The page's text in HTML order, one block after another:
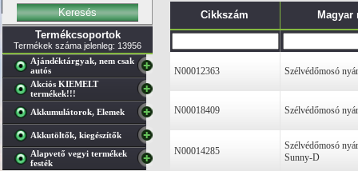
Termékcsoportok
Termékek száma jelenleg: 13956
Ajándéktárgyak, nem csak
autós
Akciós KIEMELT
termékek!!!
Akkumulátorok, Elemek
Akkutöltők, kiegészítők
Alapvető vegyi termékek
festék
Cikkszám Magyar
N00012363 Szélvédőmosó
N00018409 Szélvédőmosó
N00014285
Szélvédőmosó
Sunny-D